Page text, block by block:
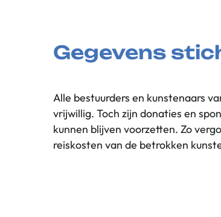
Gegevens
Alle bestuurders en kunstenaars
vrijwillig. Toch zijn donaties en
kunnen blijven voorzetten. Zo
reiskosten van de betrokken
zichtbaarheid van Stichting
zorgprofessionals ons weten